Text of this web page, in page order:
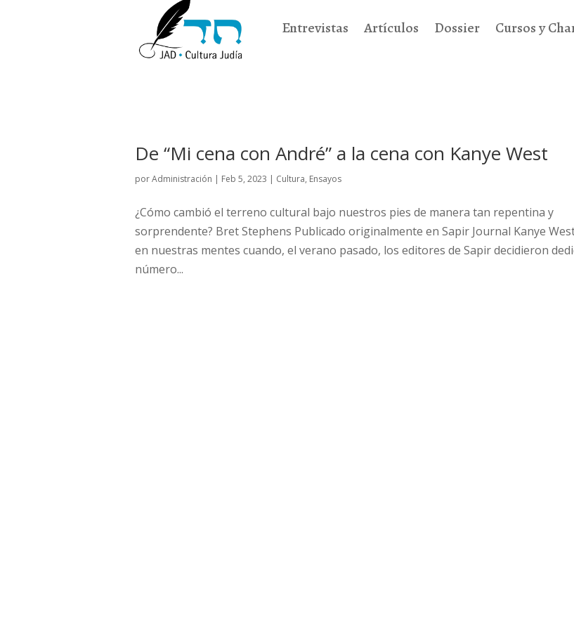
Entrevistas Artículos Dossier Cursos y
De “Mi cena con André” a la cena con Kanye West
porAdministración | Feb 5, 2023 | Cultura, Ensayos
¿Cómo cambió el terreno cultural bajo nuestros pies de manera tan repentina y
sorprendente? Bret Stephens Publicado originalmente en Sapir Journal Kanye
en nuestras mentes cuando, el verano pasado, los editores de Sapir decidieron
número...